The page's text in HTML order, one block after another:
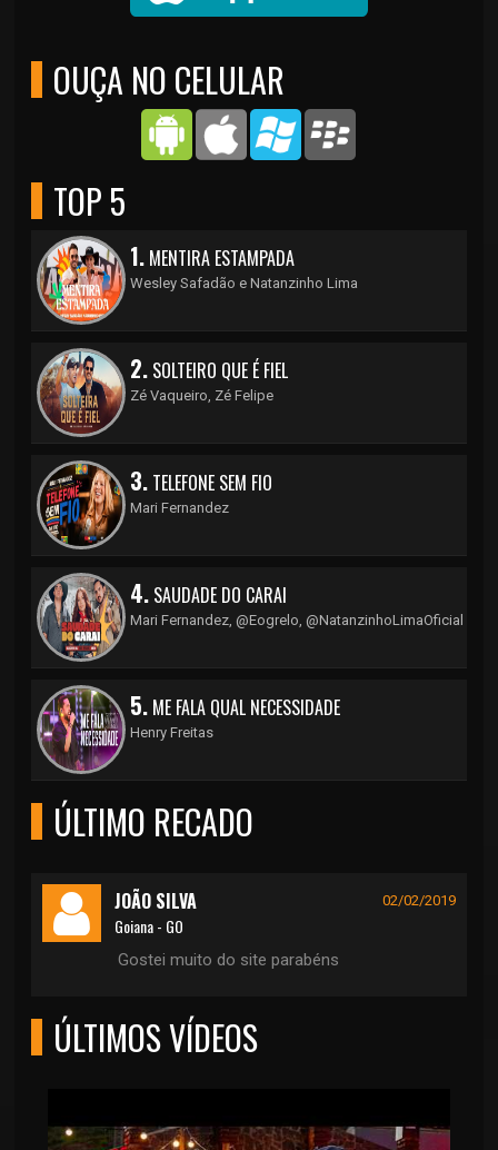
OUÇA NO CELULAR
TOP 5
1. MENTIRA ESTAMPADA
Wesley Safadão e Natanzinho Lima
2. SOLTEIRO QUE É FIEL
Zé Vaqueiro, Zé Felipe
3. TELEFONE SEM FIO
Mari Fernandez
4. SAUDADE DO CARAI
Mari Fernandez, ‪@Eogrelo‬, ‪@NatanzinhoLimaOficial‬
5. ME FALA QUAL NECESSIDADE
Henry Freitas
ÚLTIMO RECADO
JOÃO SILVA 02/02/2019
Goiana - GO
Gostei muito do site parabéns
ÚLTIMOS VÍDEOS